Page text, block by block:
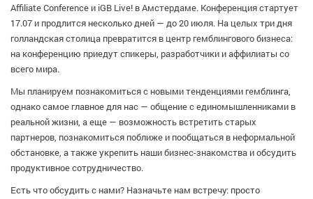
Affiliate Conference и iGB Live! в Амстердаме. Конференция стартует
17.07 и продлится несколько дней — до 20 июля. На целых три дня
голландская столица превратится в центр гемблингового бизнеса:
на конференцию приедут спикеры, разработчики и аффилиаты со
всего мира.
Мы планируем познакомиться с новыми тенденциями гемблинга,
однако самое главное для нас — общение с единомышленниками в
реальной жизни, а еще — возможность встретить старых
партнеров, познакомиться поближе и пообщаться в неформальной
обстановке, а также укрепить наши бизнес-знакомства и обсудить
продуктивное сотрудничество.
Есть что обсудить с нами? Назначьте нам встречу: просто